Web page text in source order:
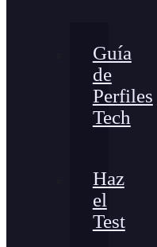
Guía
de
Perfiles
Tech
Haz
el
Test